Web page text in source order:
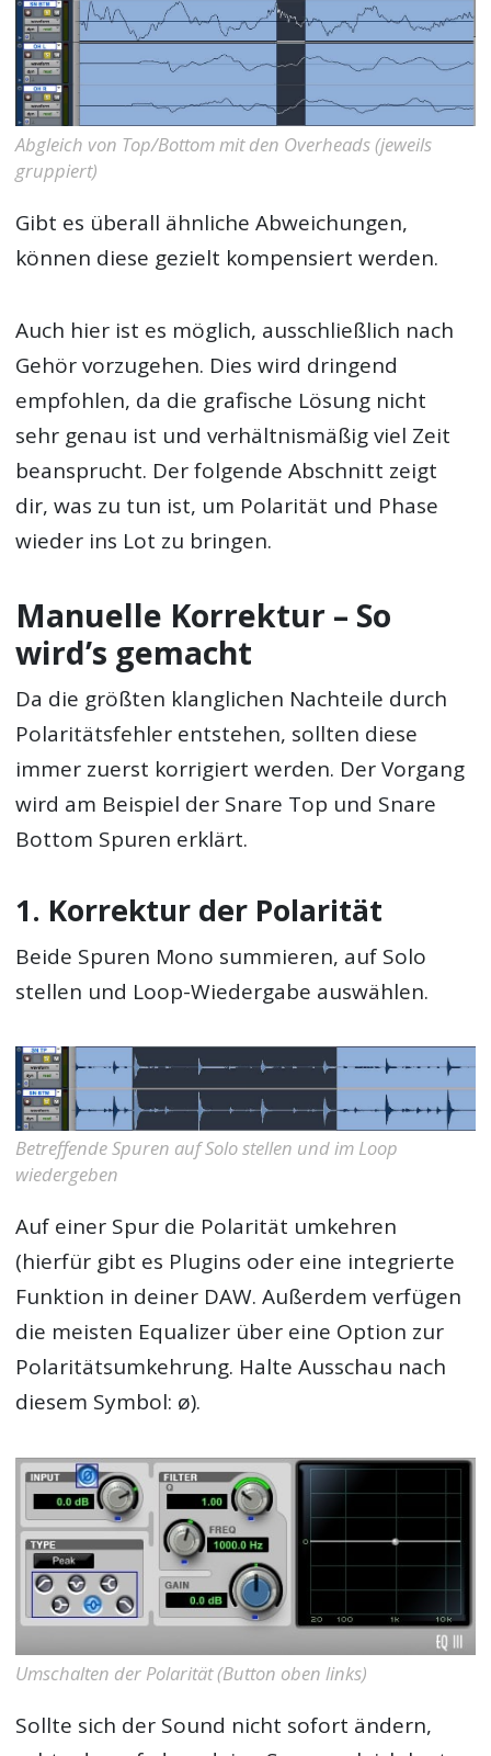
Abgleich von Top/Bottom mit den Overheads (jeweils
gruppiert)
Gibt es überall ähnliche Abweichungen,
können diese gezielt kompensiert werden.
Auch hier ist es möglich, ausschließlich nach
Gehör vorzugehen. Dies wird dringend
empfohlen, da die grafische Lösung nicht
sehr genau ist und verhältnismäßig viel Zeit
beansprucht. Der folgende Abschnitt zeigt
dir, was zu tun ist, um Polarität und Phase
wieder ins Lot zu bringen.
Manuelle Korrektur – So
wird’s gemacht
Da die größten klanglichen Nachteile durch
Polaritätsfehler entstehen, sollten diese
immer zuerst korrigiert werden. Der Vorgang
wird am Beispiel der Snare Top und Snare
Bottom Spuren erklärt.
1. Korrektur der Polarität
Beide Spuren Mono summieren, auf Solo
stellen und Loop-Wiedergabe auswählen.
Betreffende Spuren auf Solo stellen und im Loop
wiedergeben
Auf einer Spur die Polarität umkehren
(hierfür gibt es Plugins oder eine integrierte
Funktion in deiner DAW. Außerdem verfügen
die meisten Equalizer über eine Option zur
Polaritätsumkehrung. Halte Ausschau nach
diesem Symbol: ø).
Umschalten der Polarität (Button oben links)
Sollte sich der Sound nicht sofort ändern,